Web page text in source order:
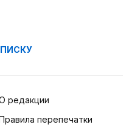
редакции
перепечатки